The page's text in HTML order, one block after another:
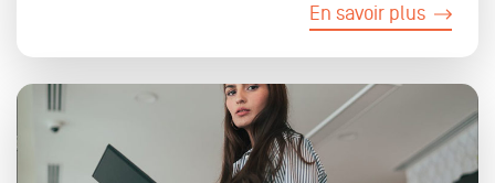
En savoir plus